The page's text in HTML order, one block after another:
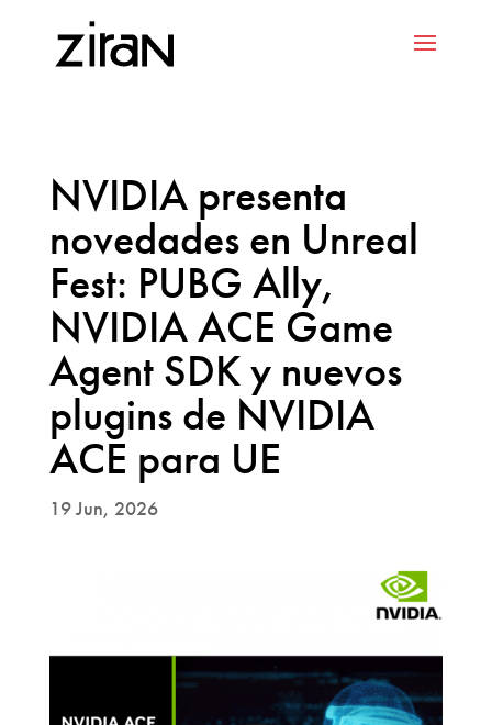
NVIDIA presenta
novedades en Unreal
Fest: PUBG Ally,
NVIDIA ACE Game
Agent SDK y nuevos
plugins de NVIDIA
ACE para UE
19 Jun, 2026